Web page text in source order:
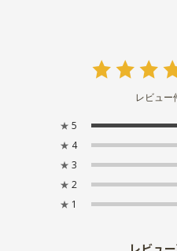
レビュー
★ 5
★ 4
★ 3
★ 2
★ 1